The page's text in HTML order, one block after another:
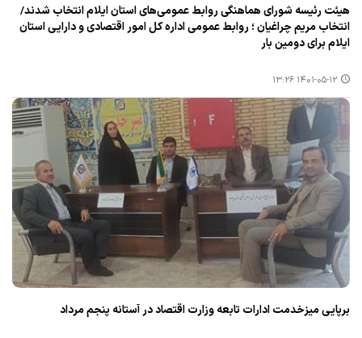
هیئت رئیسه شورای هماهنگی روابط عمومی‌های استان ایلام انتخاب شدند/
انتخاب مریم چراغیان ؛ روابط عمومی اداره كل امور اقتصادی و دارایی استان
ایلام برای دومین بار
۱۴۰۱-۰۵-۱۲ ۱۳:۲۶
برپایی میزخدمت ادارات تابعه وزارت اقتصاد در آستانه پنجم مرداد